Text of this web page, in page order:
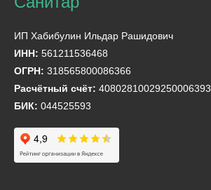
ИП Хабибулин Ильдар Рашидович
ИНН: 561211536468
ОГРН: 318565800086366
Расчётный счёт: 40802810029250006393
БИК: 044525593